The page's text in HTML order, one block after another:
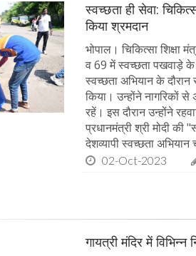
स्वच्छता ही सेवा:
किया श्रमदान
भोपाल। चिकित्सा शिक्षा
व 69 में स्वच्छता पखवाड़े के
स्वच्छता अभियान के
किया। उन्होंने नागरिकों
रहें। इस दौरान उन्होंने
प्रधानमंत्री श्री मोदी
देशव्यापी स्वच्छता अभियान
02-Oct-2023
गायत्री मंदिर में विभिन्न